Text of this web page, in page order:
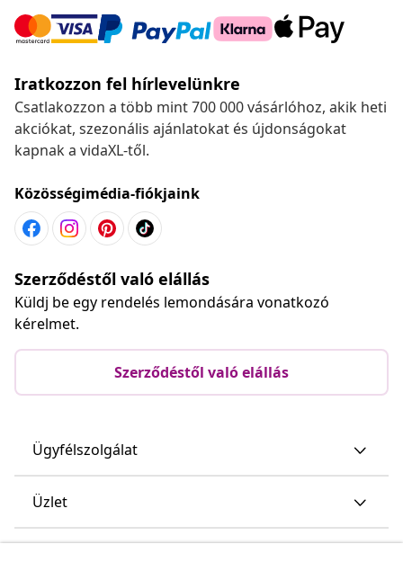
Iratkozzon fel hírlevelünkre
Csatlakozzon a több mint 700 000 vásárlóhoz, akik heti
akciókat, szezonális ajánlatokat és újdonságokat
kapnak a vidaXL-től.
Közösségimédia-fiókjaink
Szerződéstől való elállás
Küldj be egy rendelés lemondására vonatkozó
kérelmet.
Szerződéstől való elállás
Ügyfélszolgálat
Üzlet